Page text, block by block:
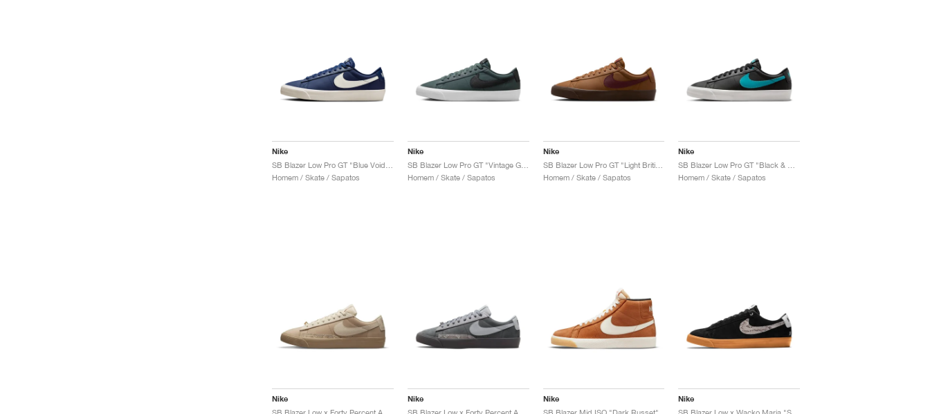
Nike
Homem / Skate / Sapatos
Nike
SB Blazer Low Pro GT "Vintage Green"
Homem / Skate / Sapatos
Nike
SB Blazer Low Pro GT "Light British Tan & Dark Team Red"
Homem / Skate / Sapatos
Nike
Homem / Skate / Sapatos
Nike Nike Nike Nike